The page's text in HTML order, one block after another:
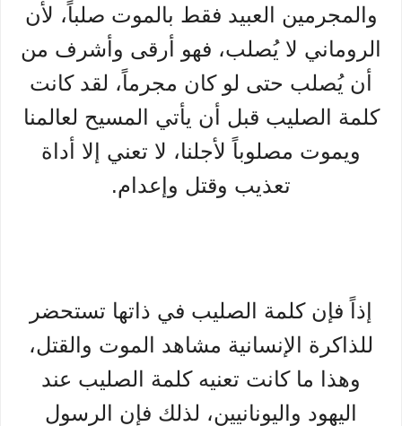
والمجرمين العبيد فقط بالموت صلباً، لأن
الروماني لا يُصلب، فهو أرقى وأشرف من
أن يُصلب حتى لو كان مجرماً، لقد كانت
كلمة الصليب قبل أن يأتي المسيح لعالمنا
ويموت مصلوباً لأجلنا، لا تعني إلا أداة
تعذيب وقتل وإعدام.
إذاً فإن كلمة الصليب في ذاتها تستحضر
للذاكرة الإنسانية مشاهد الموت والقتل،
وهذا ما كانت تعنيه كلمة الصليب عند
اليهود واليونانيين، لذلك فإن الرسول